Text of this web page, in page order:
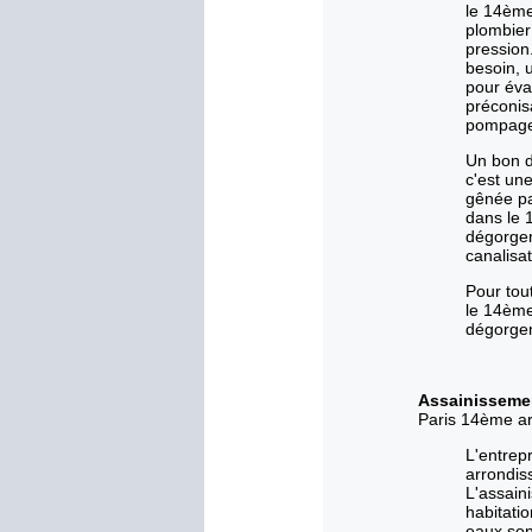
le
besoin,
pour
Un bon
c'est
gênée
dans le
Pour
le
Paris 14ème